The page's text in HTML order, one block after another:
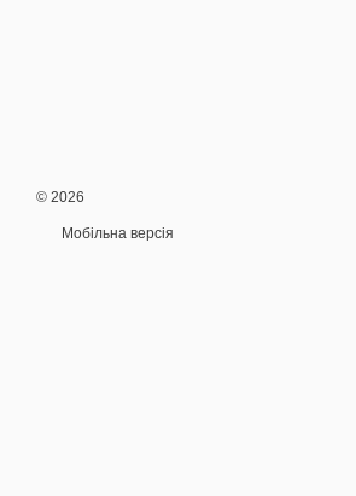
© 2026
Мобільна версія